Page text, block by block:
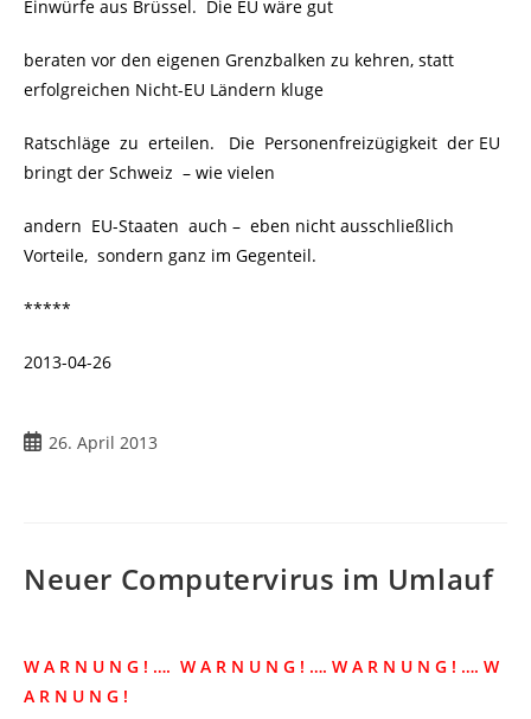
Einwürfe aus Brüssel. Die EU wäre gut
beraten vor den eigenen Grenzbalken zu kehren, statt
erfolgreichen Nicht-EU Ländern kluge
Ratschläge zu erteilen. Die Personenfreizügigkeit der EU
bringt der Schweiz – wie vielen
andern EU-Staaten auch – eben nicht ausschließlich
Vorteile, sondern ganz im Gegenteil.
*****
2013-04-26
Beitrag
26. April 2013
Neuer Computervirus im Umlauf
W A R N U N G ! …. W A R N U N G ! …. W A R N U N G ! …. W
A R N U N G !